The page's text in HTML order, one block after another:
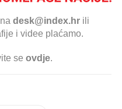
desk@index.hr ili
i videe plaćamo.
se ovdje.